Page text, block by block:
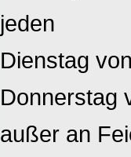
jeden
Dienstag
Donnerstag
außer an